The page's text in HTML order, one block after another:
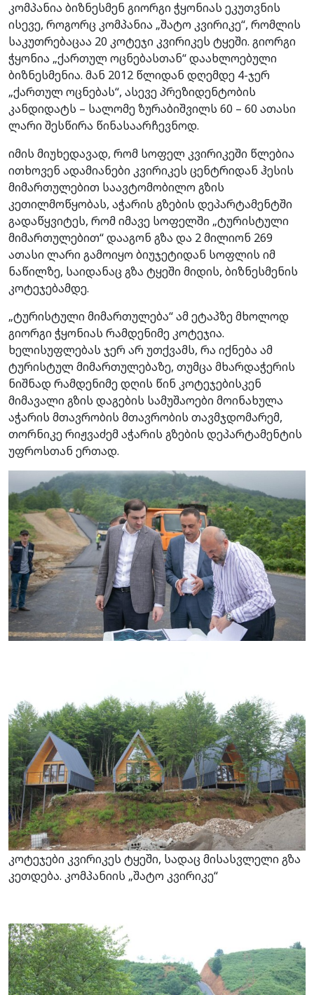
კომპანია ბიზნესმენ გიორგი ჭყონიას ეკუთვნის
ისევე, როგორც კომპანია „შატო კვირიკე“, რომლის
საკუთრებაცაა 20 კოტეჯი კვირიკეს ტყეში. გიორგი
ჭყონია „ქართულ ოცნებასთან“ დაახლოებული
ბიზნესმენია. მან 2012 წლიდან დღემდე 4-ჯერ
„ქართულ ოცნებას“, ასევე პრეზიდენტობის
კანდიდატს – სალომე ზურაბიშვილს 60 – 60 ათასი
ლარი შესწირა წინასაარჩევნოდ.
იმის მიუხედავად, რომ სოფელ კვირიკეში წლებია
ითხოვენ ადამიანები კვირიკეს ცენტრიდან ჰესის
მიმართულებით საავტომობილო გზის
კეთილმოწყობას, აჭარის გზების დეპარტამენტში
გადაწყვიტეს, რომ იმავე სოფელში „ტურისტული
მიმართულებით“ დააგონ გზა და 2 მილიონ 269
ათასი ლარი გამოიყო ბიუჯეტიდან სოფლის იმ
ნაწილზე, საიდანაც გზა ტყეში მიდის, ბიზნესმენის
კოტეჯებამდე.
„ტურისტული მიმართულება“ ამ ეტაპზე მხოლოდ
გიორგი ჭყონიას რამდენიმე კოტეჯია.
ხელისუფლებას ჯერ არ უთქვამს, რა იქნება ამ
ტურისტულ მიმართულებაზე, თუმცა მხარდაჭერის
ნიშნად რამდენიმე დღის წინ კოტეჯებისკენ
მიმავალი გზის დაგების სამუშაოები მოინახულა
აჭარის მთავრობის მთავრობის თავმჯდომარემ,
თორნიკე რიჟვაძემ აჭარის გზების დეპარტამენტის
უფროსთან ერთად.
კოტეჯები კვირიკეს ტყეში, სადაც მისასვლელი გზა
კეთდება. კომპანიის „შატო კვირიკე“